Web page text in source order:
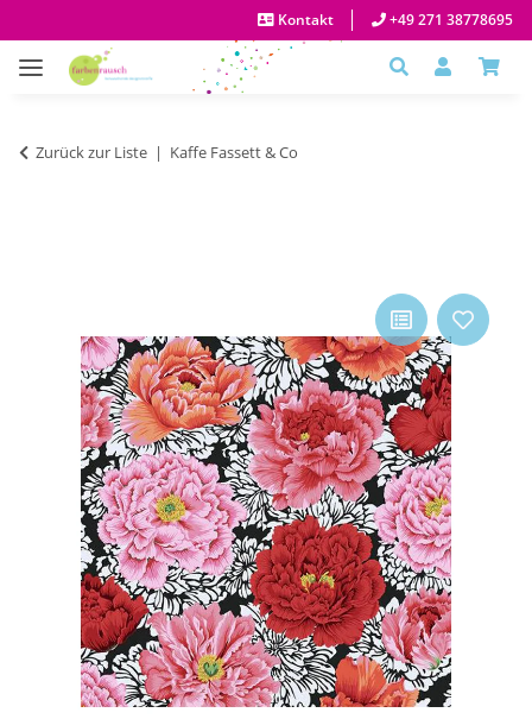
Kontakt +49 271 38778695
Zurück zur Liste Kaffe Fassett & Co